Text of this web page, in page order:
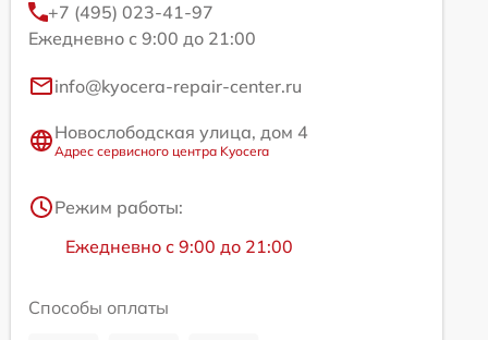
+7 (495) 023-41-97
Ежедневно с 9:00 до 21:00
info@kyocera-repair-center.ru
Новослободская улица, дом 4
Адрес сервисного центра Kyocera
Режим работы:
Ежедневно с 9:00 до 21:00
Способы оплаты